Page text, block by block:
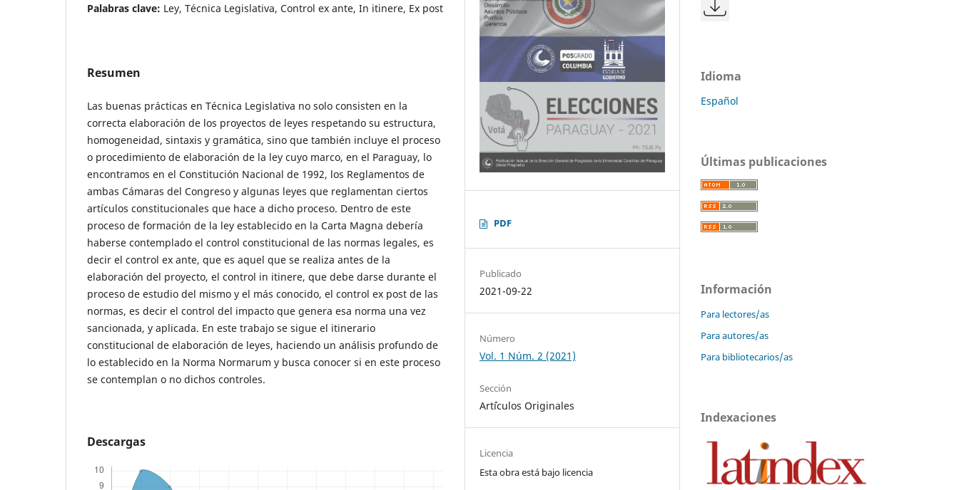
Palabras clave: Ley, Técnica Legislativa, Control ex ante, In itinere, Ex post
Resumen
Las buenas prácticas en Técnica Legislativa no solo consisten en la
correcta elaboración de los proyectos de leyes respetando su estructura,
homogeneidad, sintaxis y gramática, sino que también incluye el proceso
o procedimiento de elaboración de la ley cuyo marco, en el Paraguay, lo
encontramos en el Constitución Nacional de 1992, los Reglamentos de
ambas Cámaras del Congreso y algunas leyes que reglamentan ciertos
artículos constitucionales que hace a dicho proceso. Dentro de este
proceso de formación de la ley establecido en la Carta Magna debería
haberse contemplado el control constitucional de las normas legales, es
decir el control ex ante, que es aquel que se realiza antes de la
elaboración del proyecto, el control in itinere, que debe darse durante el
proceso de estudio del mismo y el más conocido, el control ex post de las
normas, es decir el control del impacto que genera esa norma una vez
sancionada, y aplicada. En este trabajo se sigue el itinerario
constitucional de elaboración de leyes, haciendo un análisis profundo de
lo establecido en la Norma Normarum y busca conocer si en este proceso
se contemplan o no dichos controles.
Descargas
PDF
Publicado
2021-09-22
Número
Vol. 1 Núm. 2 (2021)
Sección
Art´ículos Originales
Licencia
Esta obra está bajo licencia
Idioma
Español
Últimas publicaciones
Información
Para lectores/as
Para autores/as
Para bibliotecarios/as
Indexaciones